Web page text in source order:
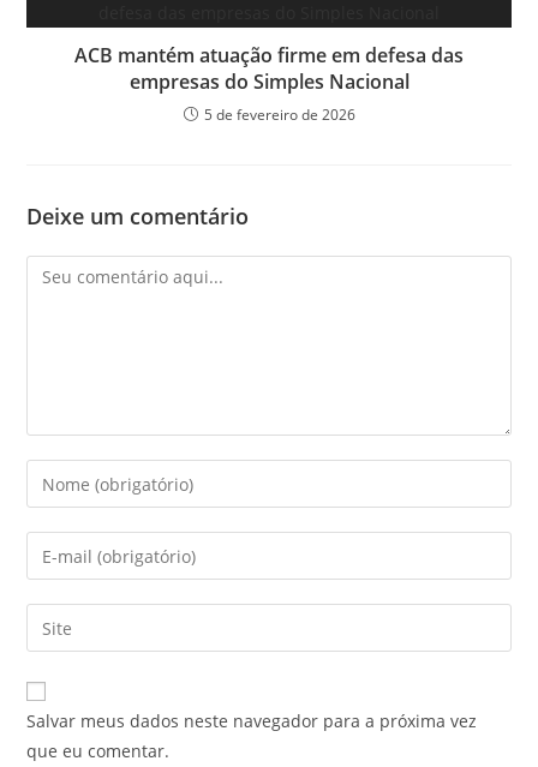
ACB mantém atuação firme em defesa das
empresas do Simples Nacional
5 de fevereiro de 2026
Deixe um comentário
Salvar meus dados neste navegador para a próxima vez
que eu comentar.